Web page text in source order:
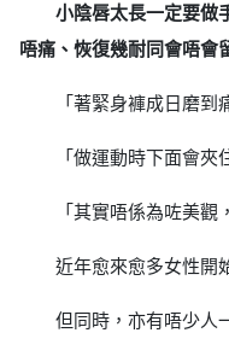
小陰唇太長一定要做
唔痛、恢復幾耐同會唔會
「著緊身褲成日磨到
「做運動時下面會夾
「其實唔係為咗美觀
近年愈來愈多女性開
但同時，亦有唔少人